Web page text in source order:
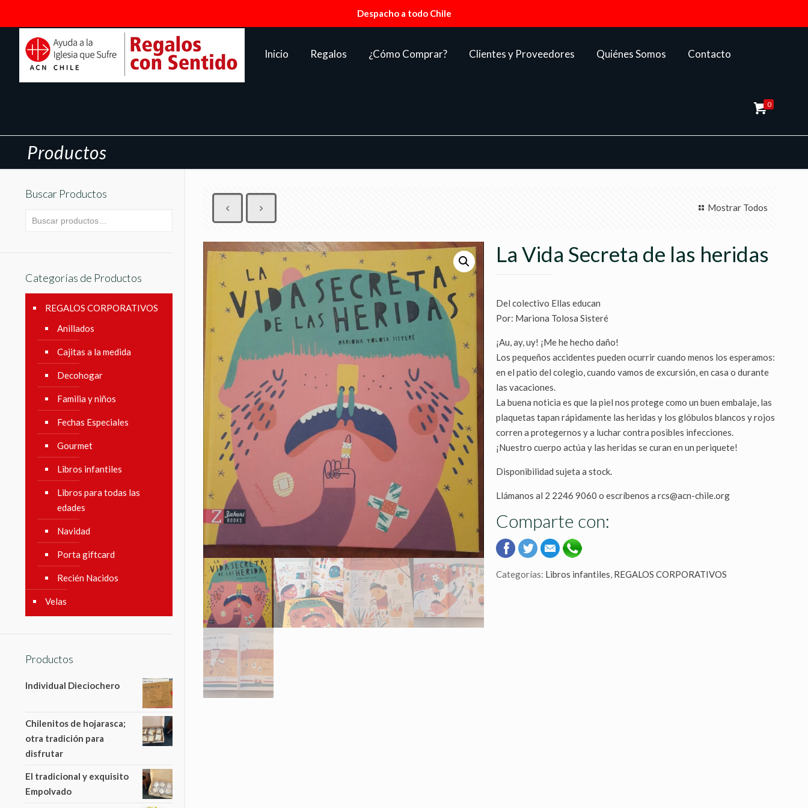
Despacho a todo Chile
Inicio Regalos ¿Cómo Comprar? Clientes y Proveedores Quiénes Somos Contacto
0
Productos
Mostrar Todos
La Vida Secreta de las heridas
Del colectivo Ellas educan
Por: Mariona Tolosa Sisteré
¡Au, ay, uy! ¡Me he hecho daño!
Los pequeños accidentes pueden ocurrir cuando menos los esperamos:
en el patio del colegio, cuando vamos de excursión, en casa o durante
las vacaciones.
La buena noticia es que la piel nos protege como un buen embalaje, las
plaquetas tapan rápidamente las heridas y los glóbulos blancos y rojos
corren a protegernos y a luchar contra posibles infecciones.
¡Nuestro cuerpo actúa y las heridas se curan en un periquete!
Disponibilidad sujeta a stock.
Llámanos al 2 2246 9060 o escríbenos a rcs@acn-chile.org
Comparte con:
Categorías: Libros infantiles, REGALOS CORPORATIVOS
Buscar Productos
Categorías de Productos
REGALOS CORPORATIVOS
Anillados
Cajitas a la medida
Decohogar
Familia y niños
Fechas Especiales
Gourmet
Libros infantiles
Libros para todas las
edades
Navidad
Porta giftcard
Recién Nacidos
Velas
Productos
Individual Dieciochero
Chilenitos de hojarasca;
otra tradición para
disfrutar
El tradicional y exquisito
Empolvado